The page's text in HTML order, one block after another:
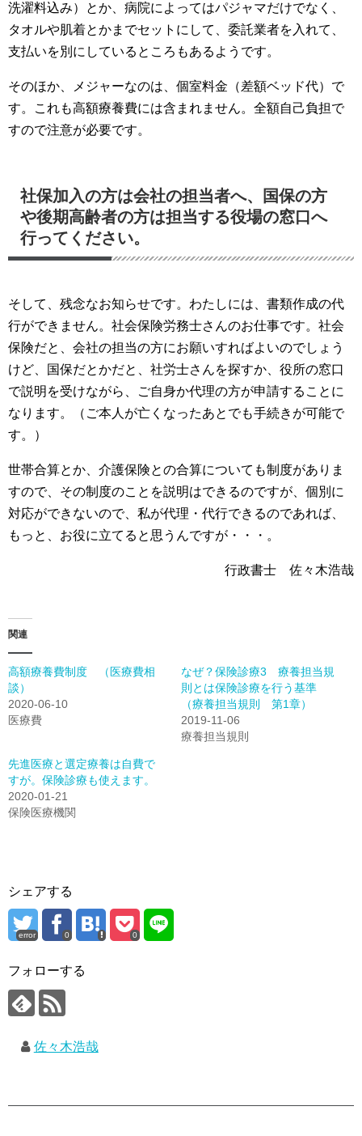
洗濯料込み）とか、病院によってはパジャマだけでなく、
タオルや肌着とかまでセットにして、委託業者を入れて、
支払いを別にしているところもあるようです。
そのほか、メジャーなのは、個室料金（差額ベッド代）で
す。これも高額療養費には含まれません。全額自己負担で
すので注意が必要です。
社保加入の方は会社の担当者へ、国保の方
や後期高齢者の方は担当する役場の窓口へ
行ってください。
そして、残念なお知らせです。わたしには、書類作成の代
行ができません。社会保険労務士さんのお仕事です。社会
保険だと、会社の担当の方にお願いすればよいのでしょう
けど、国保だとかだと、社労士さんを探すか、役所の窓口
で説明を受けながら、ご自身か代理の方が申請することに
なります。（ご本人が亡くなったあとでも手続きが可能で
す。）
世帯合算とか、介護保険との合算についても制度がありま
すので、その制度のことを説明はできるのですが、個別に
対応ができないので、私が代理・代行できるのであれば、
もっと、お役に立てると思うんですが・・・。
行政書士 佐々木浩哉
関連
高額療養費制度 （医療費相
談）
2020-06-10
医療費
なぜ？保険診療3 療養担当規
則とは保険診療を行う基準
（療養担当規則 第1章）
2019-11-06
療養担当規則
先進医療と選定療養は自費で
すが。保険診療も使えます。
2020-01-21
保険医療機関
シェアする
error 0 0
フォローする
佐々木浩哉
補助金申請・事業融資支援
離婚公正証書作成支援
契約書作成・審査